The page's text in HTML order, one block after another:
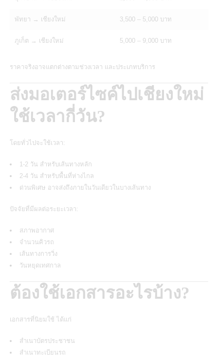
พัทยา → เชียงใหม่ 3,500 – 5,000 บาท
ภูเก็ต → เชียงใหม่ 5,000 – 9,000 บาท
ราคาจริงอาจแตกต่างตามช่วงเวลา และประเภทบริการ
ส่งมอเตอร์ไซค์ไปเชียงใหม่
ใช้เวลากี่วัน?
โดยทั่วไปจะใช้เวลา:
1-2 วัน สำหรับเส้นทางหลัก
2-4 วัน สำหรับพื้นที่ห่างไกล
ด่วนพิเศษ อาจส่งถึงภายในวันเดียวในบางเส้นทาง
ปัจจัยที่มีผลต่อระยะเวลา:
สภาพอากาศ
จำนวนคิวรถ
เส้นทางการวิ่ง
วันหยุดเทศกาล
ต้องใช้เอกสารอะไรบ้าง?
เอกสารที่นิยมใช้ ได้แก่
สำเนาบัตรประชาชน
สำเนาทะเบียนรถ